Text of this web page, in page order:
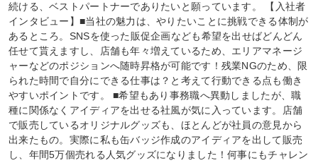
続ける、ベストパートナーでありたいと願っています。 【入社者
インタビュー】■当社の魅力は、やりたいことに挑戦できる体制が
あるところ。SNSを使った販促企画なども希望を出せばどんどん
任せて貰えますし、店舗も年々増えているため、エリアマネージ
ャーなどのポジションへ随時昇格が可能です！残業NGのため、限
られた時間で自分にできる仕事は？と考えて行動できる点も働き
やすいポイントです。 ■希望もあり事務職へ異動しましたが、職
種に関係なくアイディアを出せる社風が気に入っています。店舗
で販売しているオリジナルグッズも、ほとんどが社員の意見から
出来たもの。実際に私も缶バッジ作成のアイディアを出して販売
し、年間5万個売れる人気グッズになりました！何事にもチャレン